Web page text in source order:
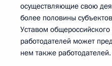
осуществляющие свою
более половины
Уставом
работодателей может
нем также работодателей.